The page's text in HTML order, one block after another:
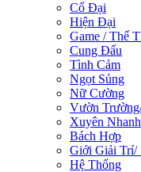
Cổ Đại
Hiện Đại
Game / Thể
Cung Đấu
Tình Cảm
Ngọt Sủng
Nữ Cường
Vườn
Xuyên Nhanh
Bách Hợp
Giới Giải Trí/
Hệ Thống